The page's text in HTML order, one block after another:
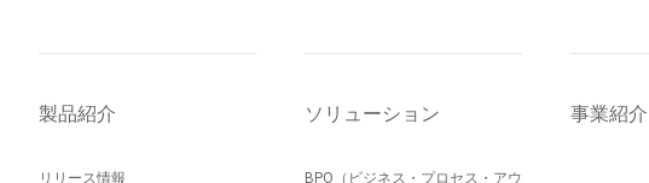
製品紹介
リリース情報
ソリューション
BPO（ビジネス・プロセス・アウ
事業紹介